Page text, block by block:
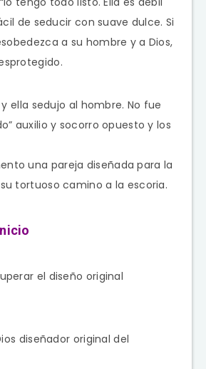
de seducir con suave dulce. Si
a su hombre y a Dios,
ella sedujo al hombre. No fue
auxilio y socorro opuesto y los
una pareja diseñada para la
tortuoso camino a la escoria.
el diseño original
diseñador original del